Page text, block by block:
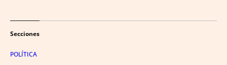
Secciones
POLÍTICA